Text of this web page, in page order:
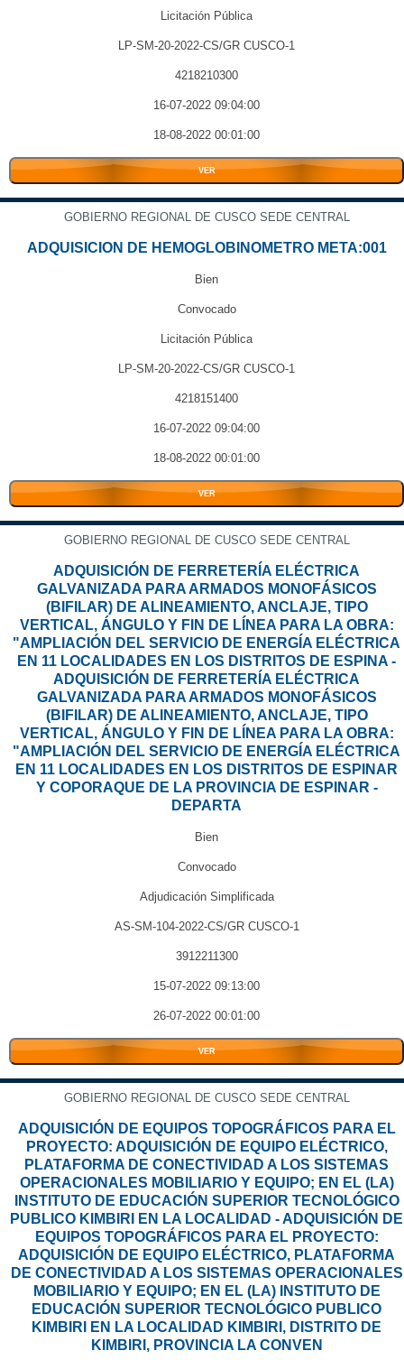
Licitación Pública
LP-SM-20-2022-CS/GR CUSCO-1
4218210300
16-07-2022 09:04:00
18-08-2022 00:01:00
VER
GOBIERNO REGIONAL DE CUSCO SEDE CENTRAL
ADQUISICION DE HEMOGLOBINOMETRO META:001
Bien
Convocado
Licitación Pública
LP-SM-20-2022-CS/GR CUSCO-1
4218151400
16-07-2022 09:04:00
18-08-2022 00:01:00
VER
GOBIERNO REGIONAL DE CUSCO SEDE CENTRAL
ADQUISICIÓN DE FERRETERÍA ELÉCTRICA
GALVANIZADA PARA ARMADOS MONOFÁSICOS
(BIFILAR) DE ALINEAMIENTO, ANCLAJE, TIPO
VERTICAL, ÁNGULO Y FIN DE LÍNEA PARA LA OBRA:
"AMPLIACIÓN DEL SERVICIO DE ENERGÍA ELÉCTRICA
EN 11 LOCALIDADES EN LOS DISTRITOS DE ESPINA -
ADQUISICIÓN DE FERRETERÍA ELÉCTRICA
GALVANIZADA PARA ARMADOS MONOFÁSICOS
(BIFILAR) DE ALINEAMIENTO, ANCLAJE, TIPO
VERTICAL, ÁNGULO Y FIN DE LÍNEA PARA LA OBRA:
"AMPLIACIÓN DEL SERVICIO DE ENERGÍA ELÉCTRICA
EN 11 LOCALIDADES EN LOS DISTRITOS DE ESPINAR
Y COPORAQUE DE LA PROVINCIA DE ESPINAR -
DEPARTA
Bien
Convocado
Adjudicación Simplificada
AS-SM-104-2022-CS/GR CUSCO-1
3912211300
15-07-2022 09:13:00
26-07-2022 00:01:00
VER
GOBIERNO REGIONAL DE CUSCO SEDE CENTRAL
ADQUISICIÓN DE EQUIPOS TOPOGRÁFICOS PARA EL
PROYECTO: ADQUISICIÓN DE EQUIPO ELÉCTRICO,
PLATAFORMA DE CONECTIVIDAD A LOS SISTEMAS
OPERACIONALES MOBILIARIO Y EQUIPO; EN EL (LA)
INSTITUTO DE EDUCACIÓN SUPERIOR TECNOLÓGICO
PUBLICO KIMBIRI EN LA LOCALIDAD - ADQUISICIÓN DE
EQUIPOS TOPOGRÁFICOS PARA EL PROYECTO:
ADQUISICIÓN DE EQUIPO ELÉCTRICO, PLATAFORMA
DE CONECTIVIDAD A LOS SISTEMAS OPERACIONALES
MOBILIARIO Y EQUIPO; EN EL (LA) INSTITUTO DE
EDUCACIÓN SUPERIOR TECNOLÓGICO PUBLICO
KIMBIRI EN LA LOCALIDAD KIMBIRI, DISTRITO DE
KIMBIRI, PROVINCIA LA CONVEN